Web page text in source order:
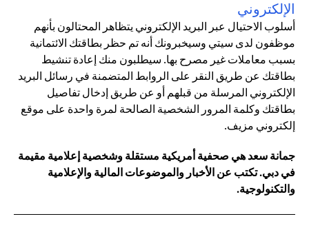
الإلكتروني
أسلوب الاحتيال عبر البريد الإلكتروني يتظاهر المحتالون بأنهم
موظفون لدى سيتي وسيخبرونك أنه تم حظر بطاقتك الائتمانية
بسبب معاملات غير مصرح بها. سيطلبون منك إعادة تنشيط
بطاقتك عن طريق النقر على الروابط المتضمنة في رسائل البريد
الإلكتروني المرسلة من قبلهم أو عن طريق إدخال تفاصيل
بطاقتك وكلمة المرور الشخصية الصالحة لمرة واحدة على موقع
إلكتروني مزيف.
جمانة سعد هي صحفية أمريكية مستقلة وشخصية إعلامية مقيمة
في دبي. تكتب عن الأخبار والموضوعات المالية والإعلامية
والتكنولوجية.